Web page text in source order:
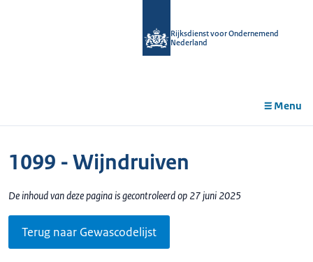
Rijksdienst voor Ondernemend
Nederland
Menu
1099 - Wijndruiven
De inhoud van deze pagina is gecontroleerd op 27 juni 2025
Terug naar Gewascodelijst